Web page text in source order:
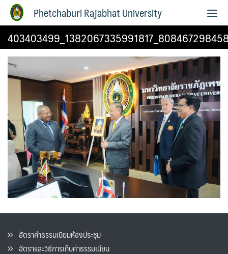
Phetchaburi Rajabhat University
อัตราค่าธรรมเนียมห้องประชุม
อัตราและวิธีการเก็บค่าธรรมเนียน